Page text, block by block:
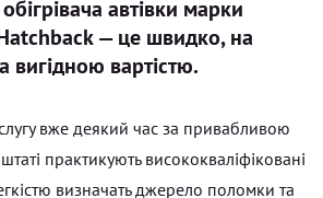
автівки марки
— це швидко, на
вигідною вартістю.
вже деякий час за привабливою
практикують висококваліфіковані
визначать джерело поломки та